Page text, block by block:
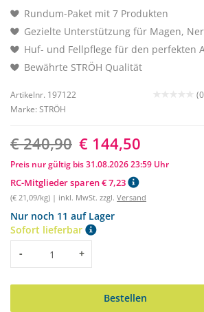
Rundum-Paket mit 7 Produkten
Gezielte Unterstützung für Magen,
Huf- und Fellpflege für den perfekten
Bewährte STRÖH Qualität
Artikelnr. 197122
Marke: STRÖH
€ 240,90 € 144,50
Preis nur gültig bis 31.08.2026 23:59 Uhr
RC-Mitglieder sparen € 7,23
(€ 21,09/kg) | inkl. MwSt. zzgl. Versand
Nur noch 11 auf Lager
Sofort lieferbar
Menge
- +
Bestellen